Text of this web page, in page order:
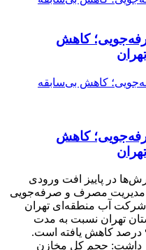
کاهش
کاهش
در پاییز افت ورودی
مصرف و صرفه‌جویی
آب منطقه‌ای تهران
تهران نسبت به مدت
مشابه سال گذشته بیش از ۹۶ درصد کاهش یافته است.
داشت: حجم کل مخازن